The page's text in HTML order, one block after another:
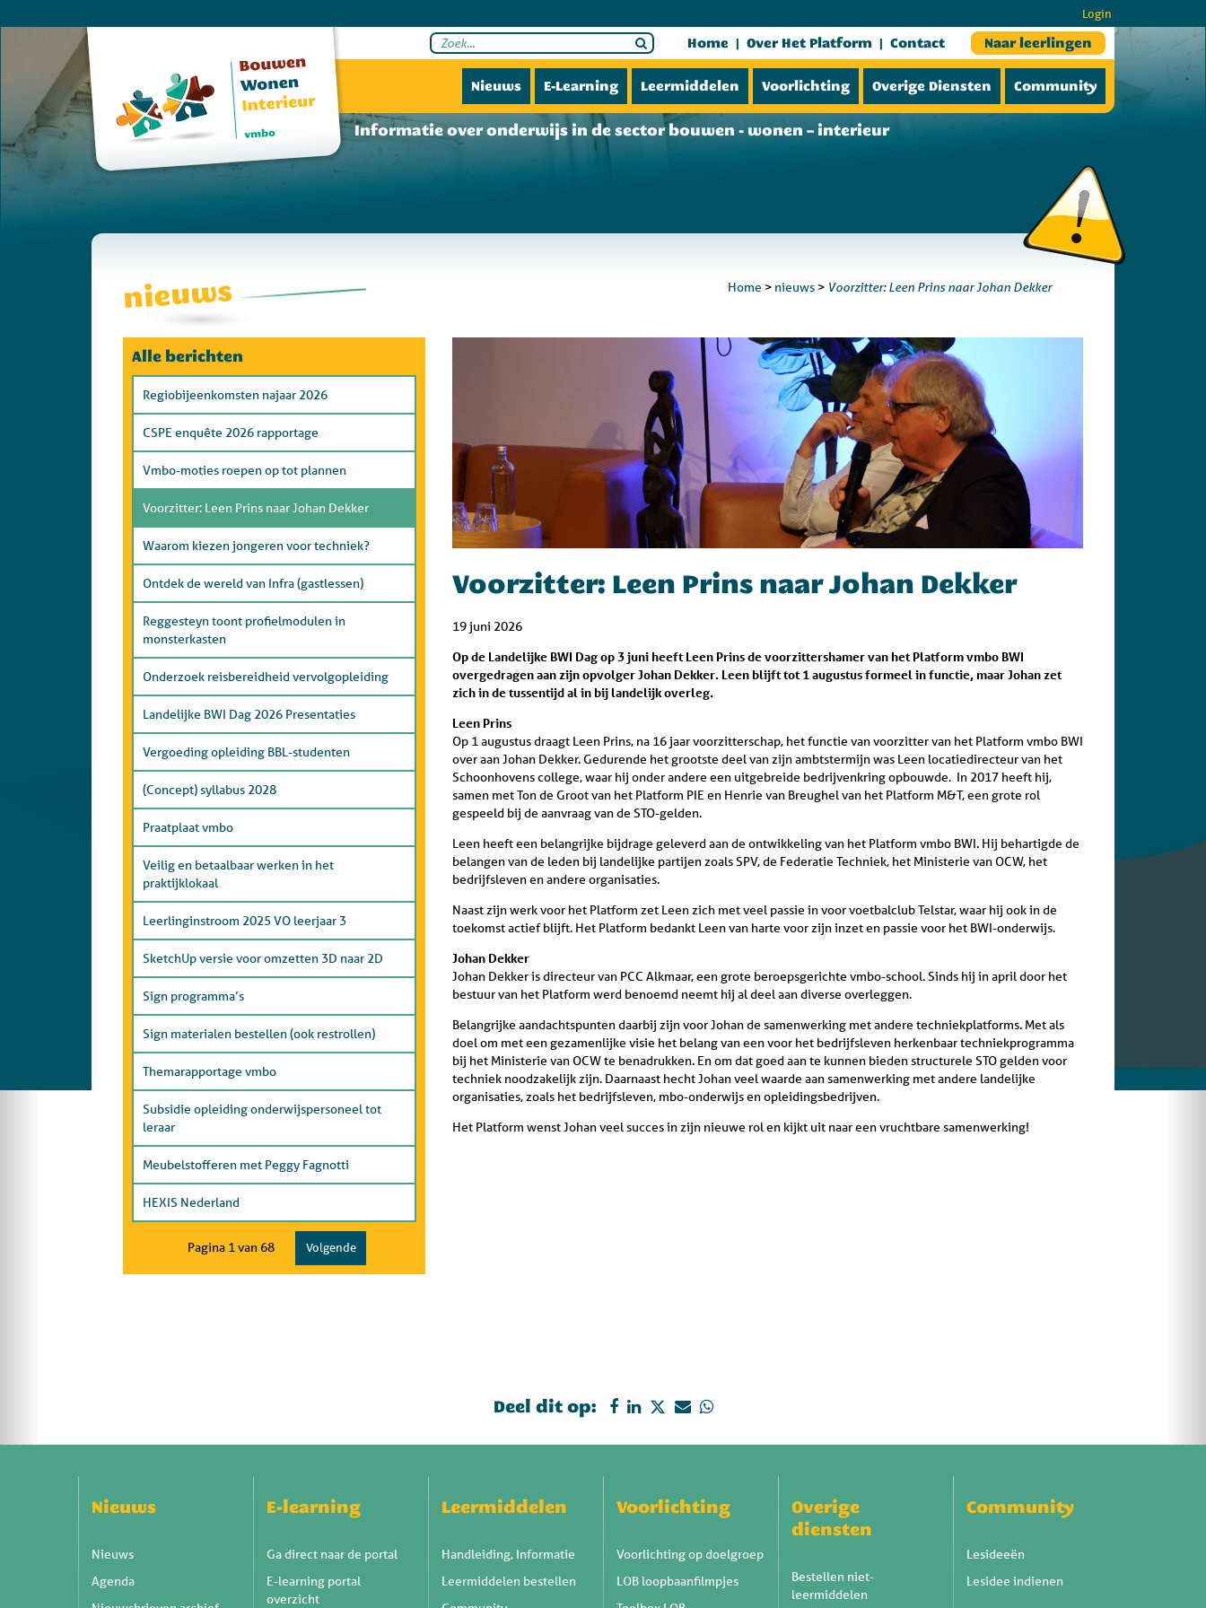
Login
Home Over Het Platform Contact Naar leerlingen
Nieuws E-Learning Leermiddelen Voorlichting Overige Diensten Community
Informatie over onderwijs in de sector bouwen - wonen – interieur
nieuws Home > nieuws > Voorzitter: Leen Prins naar Johan Dekker
Alle berichten
Regiobijeenkomsten najaar 2026
CSPE enquête 2026 rapportage
Vmbo-moties roepen op tot plannen
Voorzitter: Leen Prins naar Johan Dekker
Waarom kiezen jongeren voor techniek?
Ontdek de wereld van Infra (gastlessen)
Reggesteyn toont profielmodulen in
monsterkasten
Onderzoek reisbereidheid vervolgopleiding
Landelijke BWI Dag 2026 Presentaties
Vergoeding opleiding BBL-studenten
(Concept) syllabus 2028
Praatplaat vmbo
Veilig en betaalbaar werken in het
praktijklokaal
Leerlinginstroom 2025 VO leerjaar 3
SketchUp versie voor omzetten 3D naar 2D
Sign programma’s
Sign materialen bestellen (ook restrollen)
Themarapportage vmbo
Subsidie opleiding onderwijspersoneel tot
leraar
Meubelstofferen met Peggy Fagnotti
HEXIS Nederland
Pagina 1 van 68 Volgende
Voorzitter: Leen Prins naar Johan Dekker
19 juni 2026
Op de Landelijke BWI Dag op 3 juni heeft Leen Prins de voorzittershamer van het Platform vmbo BWI
overgedragen aan zijn opvolger Johan Dekker. Leen blijft tot 1 augustus formeel in functie, maar Johan zet
zich in de tussentijd al in bij landelijk overleg.
Leen Prins
Op 1 augustus draagt Leen Prins, na 16 jaar voorzitterschap, het functie van voorzitter van het Platform vmbo BWI
over aan Johan Dekker. Gedurende het grootste deel van zijn ambtstermijn was Leen locatiedirecteur van het
Schoonhovens college, waar hij onder andere een uitgebreide bedrijvenkring opbouwde. In 2017 heeft hij,
samen met Ton de Groot van het Platform PIE en Henrie van Breughel van het Platform M&T, een grote rol
gespeeld bij de aanvraag van de STO-gelden.
Leen heeft een belangrijke bijdrage geleverd aan de ontwikkeling van het Platform vmbo BWI. Hij behartigde de
belangen van de leden bij landelijke partijen zoals SPV, de Federatie Techniek, het Ministerie van OCW, het
bedrijfsleven en andere organisaties.
Naast zijn werk voor het Platform zet Leen zich met veel passie in voor voetbalclub Telstar, waar hij ook in de
toekomst actief blijft. Het Platform bedankt Leen van harte voor zijn inzet en passie voor het BWI-onderwijs.
Johan Dekker
Johan Dekker is directeur van PCC Alkmaar, een grote beroepsgerichte vmbo-school. Sinds hij in april door het
bestuur van het Platform werd benoemd neemt hij al deel aan diverse overleggen.
Belangrijke aandachtspunten daarbij zijn voor Johan de samenwerking met andere techniekplatforms. Met als
doel om met een gezamenlijke visie het belang van een voor het bedrijfsleven herkenbaar techniekprogramma
bij het Ministerie van OCW te benadrukken. En om dat goed aan te kunnen bieden structurele STO gelden voor
techniek noodzakelijk zijn. Daarnaast hecht Johan veel waarde aan samenwerking met andere landelijke
organisaties, zoals het bedrijfsleven, mbo-onderwijs en opleidingsbedrijven.
Het Platform wenst Johan veel succes in zijn nieuwe rol en kijkt uit naar een vruchtbare samenwerking!
Deel dit op:
Nieuws
Nieuws
Agenda
E-learning
Ga direct naar de portal
E-learning portal
overzicht
Leermiddelen
Handleiding, Informatie
Leermiddelen bestellen
Voorlichting
Voorlichting op doelgroep
LOB loopbaanfilmpjes
Overige
diensten
Bestellen niet-
leermiddelen
Community
Lesideeën
Lesidee indienen